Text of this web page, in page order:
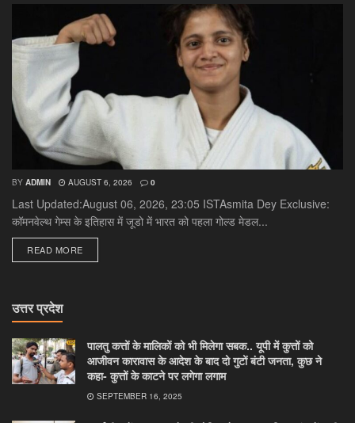
BY ADMIN AUGUST 6, 2026 0
Last Updated:August 06, 2026, 23:05 ISTAsmita Dey Exclusive:
कॉमनवेल्थ गेम्स के इतिहास में जूडो में भारत को पहला गोल्ड मेडल...
READ MOREDETAILS
उत्तर प्रदेश
पालतु कत्तों के मालिकों को भी मिलेगा सबक.. यूपी में कुत्तों को
आजीवन कारावास के आदेश के बाद दो गुटों बंटी जनता, कुछ ने
कहा- कुत्तों के काटने पर लगेगा लगाम
SEPTEMBER 16, 2025